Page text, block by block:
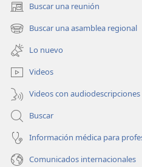
Buscar una reunión
(abre
una
nueva
ventana)
Buscar una asamblea regional
(abre
una
nueva
ventana)
Lo nuevo
Videos
Videos con audiodescripciones
Buscar
Información médica para
Comunicados internacionales